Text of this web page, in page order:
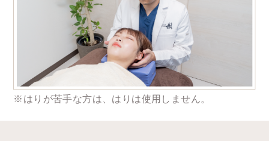
※はりが苦手な方は、はりは使用しません。